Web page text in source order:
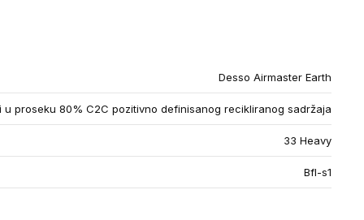
Desso Airmaster Earth
u proseku 80% C2C pozitivno definisanog recikliranog sadržaja
33 Heavy
Bfl-s1